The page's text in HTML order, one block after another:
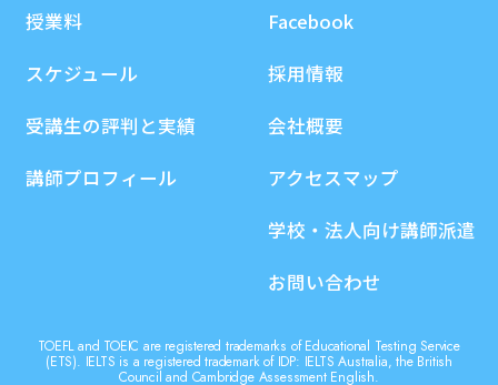
授業料
スケジュール
受講生の評判と実績
講師プロフィール
Facebook
採用情報
会社概要
アクセスマップ
学校・法人向け講師派遣
お問い合わせ
TOEFL and TOEIC are registered trademarks of Educational Testing Service
(ETS). IELTS is a registered trademark of IDP: IELTS Australia, the British
Council and Cambridge Assessment English.